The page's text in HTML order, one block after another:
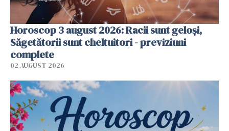
Horoscop 3 august 2026: Racii sunt geloși,
Săgetătorii sunt cheltuitori - previziuni
complete
02 AUGUST 2026